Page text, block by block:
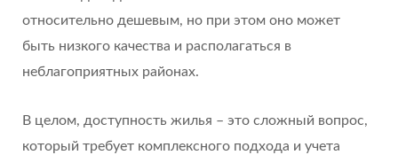
относительно дешевым, но при этом оно может
быть низкого качества и располагаться в
неблагоприятных районах.
В целом, доступность жилья – это сложный вопрос,
который требует комплексного подхода и учета